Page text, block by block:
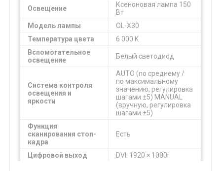
Освещение
Ксеноновая лампа 150
Вт
Модель лампы
OL-X30
Температура цвета
6 000 K
Вспомогательное
освещение
Белый светодиод
Система контроля
освещения и
яркости
AUTO (по среднему /
по максимальному
значению, регулировка
шагами ±5) MANUAL
(вручную, регулировка
шагами ±5)
Функция
сканирования стоп-
кадра
Есть
Цифровой выход
DVI: 1920 × 1080i